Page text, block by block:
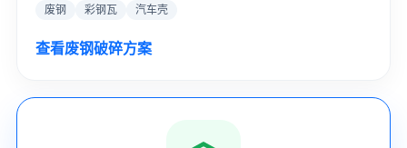
废钢 彩钢瓦 汽车壳
查看废钢破碎方案